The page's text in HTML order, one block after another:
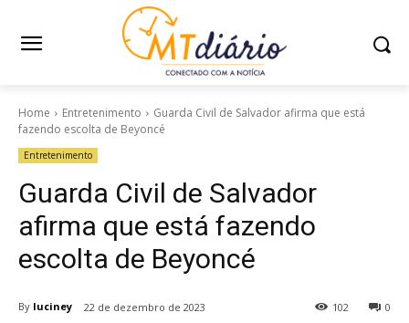
Home Entretenimento
Guarda Civil de Salvador afirma que está
fazendo escolta de Beyoncé
Entretenimento
Guarda Civil de Salvador
afirma que está fazendo
escolta de Beyoncé
By luciney 22 de dezembro de 2023 0
102